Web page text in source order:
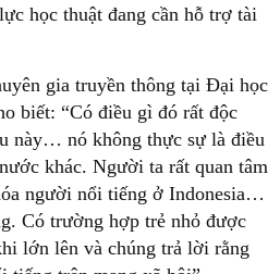
học thuật đang cần hỗ trợ tài
gia truyền thông tại Đại học
biết: “Có điều gì đó rất độc
này… nó không thực sự là điều
khác. Người ta rất quan tâm
người nổi tiếng ở Indonesia…
Có trường hợp trẻ nhỏ được
lớn lên và chúng trả lời rằng